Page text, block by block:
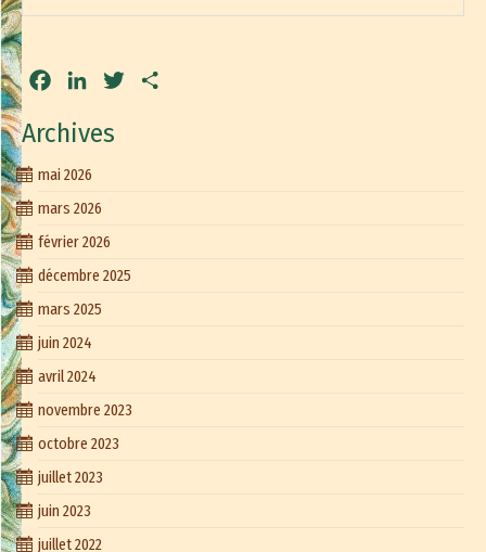
FacebookLinkedInTwitter
Archives
mai 2026
mars 2026
février 2026
décembre 2025
mars 2025
juin 2024
avril 2024
novembre 2023
octobre 2023
juillet 2023
juin 2023
juillet 2022